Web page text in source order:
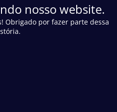
nosso website.
Obrigado por fazer parte dessa